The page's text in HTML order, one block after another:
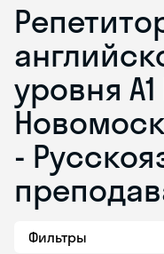
уровня
-
Фильтры
Skyeng Chat